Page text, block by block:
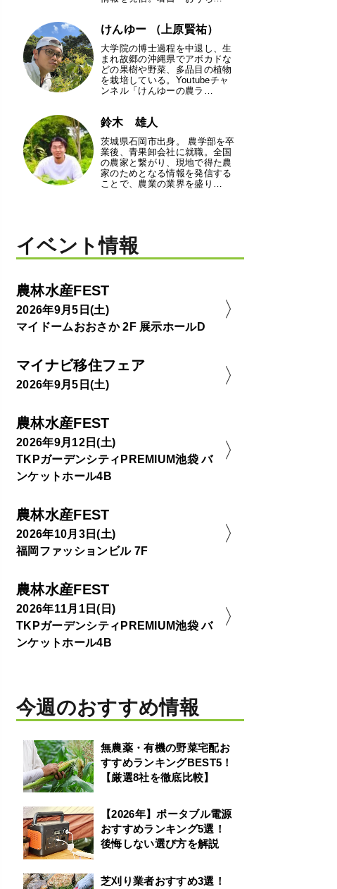
けんゆー （上原賢祐）
大学院の博士過程を中退し、生
まれ故郷の沖縄県でアボカドな
どの果樹や野菜、多品目の植物
を栽培している。Youtubeチャ
ンネル「けんゆーの農ラ…
鈴木 雄人
茨城県石岡市出身。 農学部を卒
業後、青果卸会社に就職。全国
の農家と繋がり、現地で得た農
家のためとなる情報を発信する
ことで、農業の業界を盛り…
イベント情報
農林水産FEST
2026年9月5日(土)
マイドームおおさか 2F 展示ホールD
マイナビ移住フェア
2026年9月5日(土)
農林水産FEST
2026年9月12日(土)
TKPガーデンシティPREMIUM池袋 バ
ンケットホール4B
農林水産FEST
2026年10月3日(土)
福岡ファッションビル 7F
農林水産FEST
2026年11月1日(日)
TKPガーデンシティPREMIUM池袋 バ
ンケットホール4B
今週のおすすめ情報
無農薬・有機の野菜宅配お
すすめランキングBEST5！
【厳選8社を徹底比較】
【2026年】ポータブル電源
おすすめランキング5選！
後悔しない選び方を解説
芝刈り業者おすすめ3選！